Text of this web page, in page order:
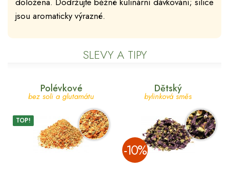
jsou aromaticky výrazné.
SLEVY A TIPY
Polévkové
bez soli a glutamátu
TOP!
Dětský
bylinková směs
­-10%